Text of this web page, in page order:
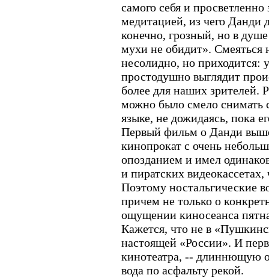
самого себя и просветленно
медитацией, из чего Данди
конечно, грозный, но в
мухи не обидит». Смеяться
несолидно, но приходится:
простодушно выглядит
более для наших зрителей.
можно было смело снимать
языке, не дожидаясь, пока
Первый фильм о Данди
кинопрокат с очень
опозданием и имел
и пиратских видеокассетах,
Поэтому ностальгические
причем не только о
ощущении киносеанса
Кажется, что не в
настоящей «России». И
кинотеатра, -- длиннющую
вода по асфальту рекой.